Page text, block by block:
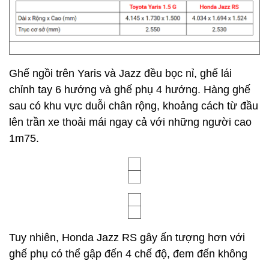
Ghế ngồi trên Yaris và Jazz đều bọc nỉ, ghế lái
chỉnh tay 6 hướng và ghế phụ 4 hướng. Hàng ghế
sau có khu vực duỗi chân rộng, khoảng cách từ đầu
lên trần xe thoải mái ngay cả với những người cao
1m75.
Tuy nhiên, Honda Jazz RS gây ấn tượng hơn với
ghế phụ có thể gập đến 4 chế độ, đem đến không